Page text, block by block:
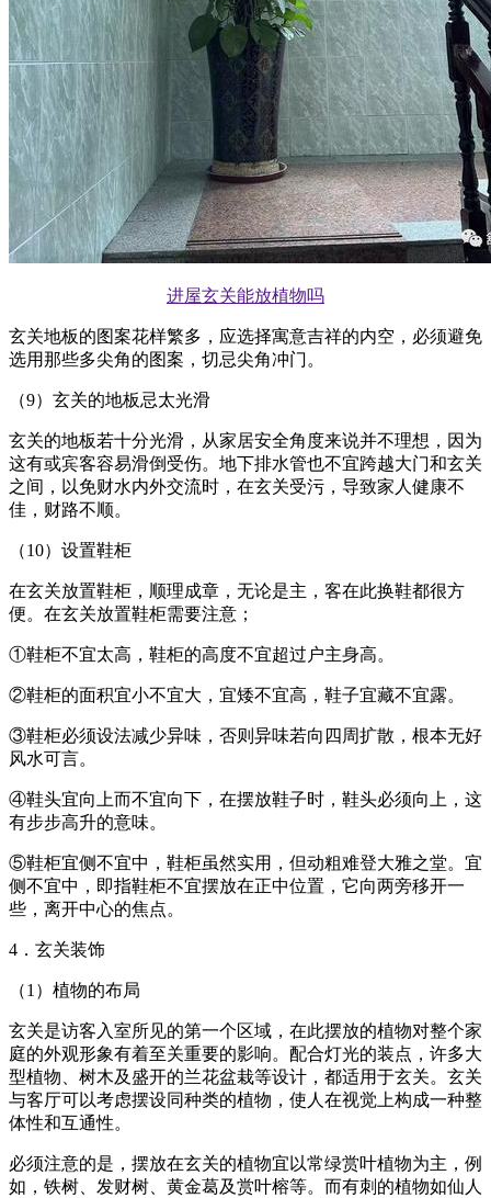
进屋玄关能放植物吗
玄关地板的图案花样繁多，应选择寓意吉祥的内空，必须避免
选用那些多尖角的图案，切忌尖角冲门。
（9）玄关的地板忌太光滑
玄关的地板若十分光滑，从家居安全角度来说并不理想，因为
这有或宾客容易滑倒受伤。地下排水管也不宜跨越大门和玄关
之间，以免财水内外交流时，在玄关受污，导致家人健康不
佳，财路不顺。
（10）设置鞋柜
在玄关放置鞋柜，顺理成章，无论是主，客在此换鞋都很方
便。在玄关放置鞋柜需要注意；
①鞋柜不宜太高，鞋柜的高度不宜超过户主身高。
②鞋柜的面积宜小不宜大，宜矮不宜高，鞋子宜藏不宜露。
③鞋柜必须设法减少异味，否则异味若向四周扩散，根本无好
风水可言。
④鞋头宜向上而不宜向下，在摆放鞋子时，鞋头必须向上，这
有步步高升的意味。
⑤鞋柜宜侧不宜中，鞋柜虽然实用，但动粗难登大雅之堂。宜
侧不宜中，即指鞋柜不宜摆放在正中位置，它向两旁移开一
些，离开中心的焦点。
4．玄关装饰
（1）植物的布局
玄关是访客入室所见的第一个区域，在此摆放的植物对整个家
庭的外观形象有着至关重要的影响。配合灯光的装点，许多大
型植物、树木及盛开的兰花盆栽等设计，都适用于玄关。玄关
与客厅可以考虑摆设同种类的植物，使人在视觉上构成一种整
体性和互通性。
必须注意的是，摆放在玄关的植物宜以常绿赏叶植物为主，例
如，铁树、发财树、黄金葛及赏叶榕等。而有刺的植物如仙人